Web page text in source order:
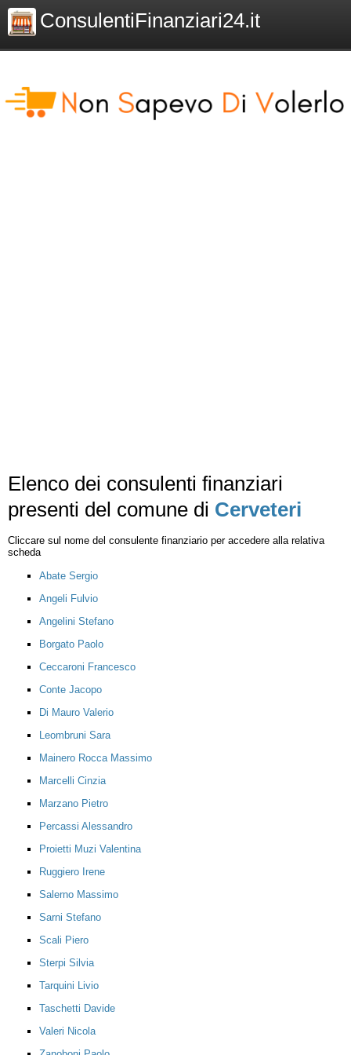
ConsulentiFinanziari24.it
Elenco dei consulenti finanziari
presenti del comune di Cerveteri
Cliccare sul nome del consulente finanziario per accedere alla relativa
scheda
Abate Sergio
Angeli Fulvio
Angelini Stefano
Borgato Paolo
Ceccaroni Francesco
Conte Jacopo
Di Mauro Valerio
Leombruni Sara
Mainero Rocca Massimo
Marcelli Cinzia
Marzano Pietro
Percassi Alessandro
Proietti Muzi Valentina
Ruggiero Irene
Salerno Massimo
Sarni Stefano
Scali Piero
Sterpi Silvia
Tarquini Livio
Taschetti Davide
Valeri Nicola